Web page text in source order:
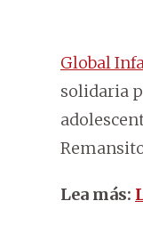
Global
solidaria
Lea más: